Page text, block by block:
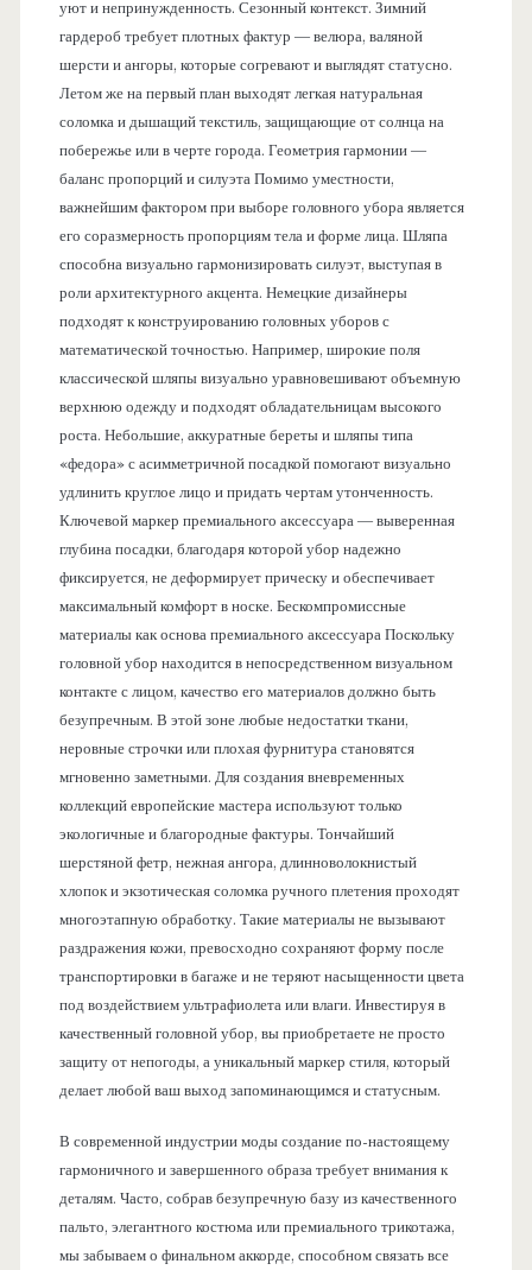
уют и непринужденность. Сезонный контекст. Зимний
гардероб требует плотных фактур — велюра, валяной
шерсти и ангоры, которые согревают и выглядят статусно.
Летом же на первый план выходят легкая натуральная
соломка и дышащий текстиль, защищающие от солнца на
побережье или в черте города. Геометрия гармонии —
баланс пропорций и силуэта Помимо уместности,
важнейшим фактором при выборе головного убора является
его соразмерность пропорциям тела и форме лица. Шляпа
способна визуально гармонизировать силуэт, выступая в
роли архитектурного акцента. Немецкие дизайнеры
подходят к конструированию головных уборов с
математической точностью. Например, широкие поля
классической шляпы визуально уравновешивают объемную
верхнюю одежду и подходят обладательницам высокого
роста. Небольшие, аккуратные береты и шляпы типа
«федора» с асимметричной посадкой помогают визуально
удлинить круглое лицо и придать чертам утонченность.
Ключевой маркер премиального аксессуара — выверенная
глубина посадки, благодаря которой убор надежно
фиксируется, не деформирует прическу и обеспечивает
максимальный комфорт в носке. Бескомпромиссные
материалы как основа премиального аксессуара Поскольку
головной убор находится в непосредственном визуальном
контакте с лицом, качество его материалов должно быть
безупречным. В этой зоне любые недостатки ткани,
неровные строчки или плохая фурнитура становятся
мгновенно заметными. Для создания вневременных
коллекций европейские мастера используют только
экологичные и благородные фактуры. Тончайший
шерстяной фетр, нежная ангора, длинноволокнистый
хлопок и экзотическая соломка ручного плетения проходят
многоэтапную обработку. Такие материалы не вызывают
раздражения кожи, превосходно сохраняют форму после
транспортировки в багаже и не теряют насыщенности цвета
под воздействием ультрафиолета или влаги. Инвестируя в
качественный головной убор, вы приобретаете не просто
защиту от непогоды, а уникальный маркер стиля, который
делает любой ваш выход запоминающимся и статусным.
В современной индустрии моды создание по-настоящему
гармоничного и завершенного образа требует внимания к
деталям. Часто, собрав безупречную базу из качественного
пальто, элегантного костюма или премиального трикотажа,
мы забываем о финальном аккорде, способном связать все